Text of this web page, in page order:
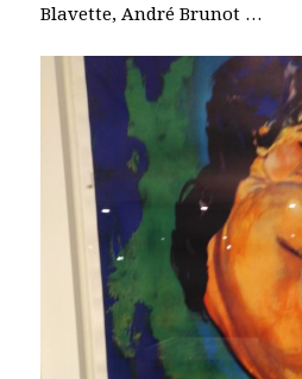
Blavette, André Brunot …